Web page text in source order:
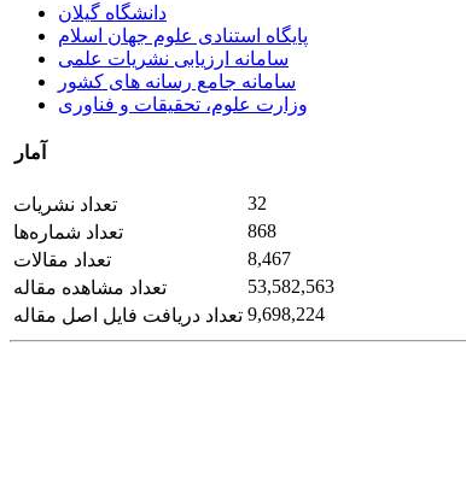
دانشگاه گیلان
پایگاه استنادی علوم جهان اسلام
سامانه ارزیابی نشریات علمی
سامانه جامع رسانه های کشور
وزارت علوم، تحقیقات و فناوری
آمار
تعداد نشریات
32
تعداد شماره‌ها
868
تعداد مقالات
8,467
تعداد مشاهده مقاله
53,582,563
تعداد دریافت فایل اصل مقاله 9,698,224